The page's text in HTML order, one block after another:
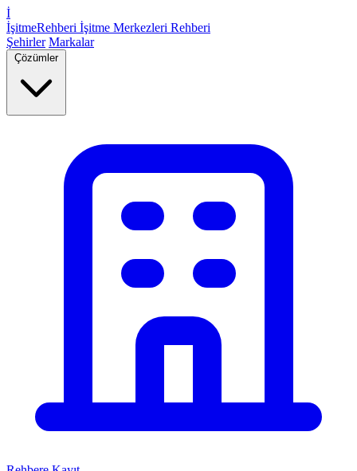
İ
İşitmeRehberi İşitme Merkezleri Rehberi
Şehirler Markalar
Çözümler